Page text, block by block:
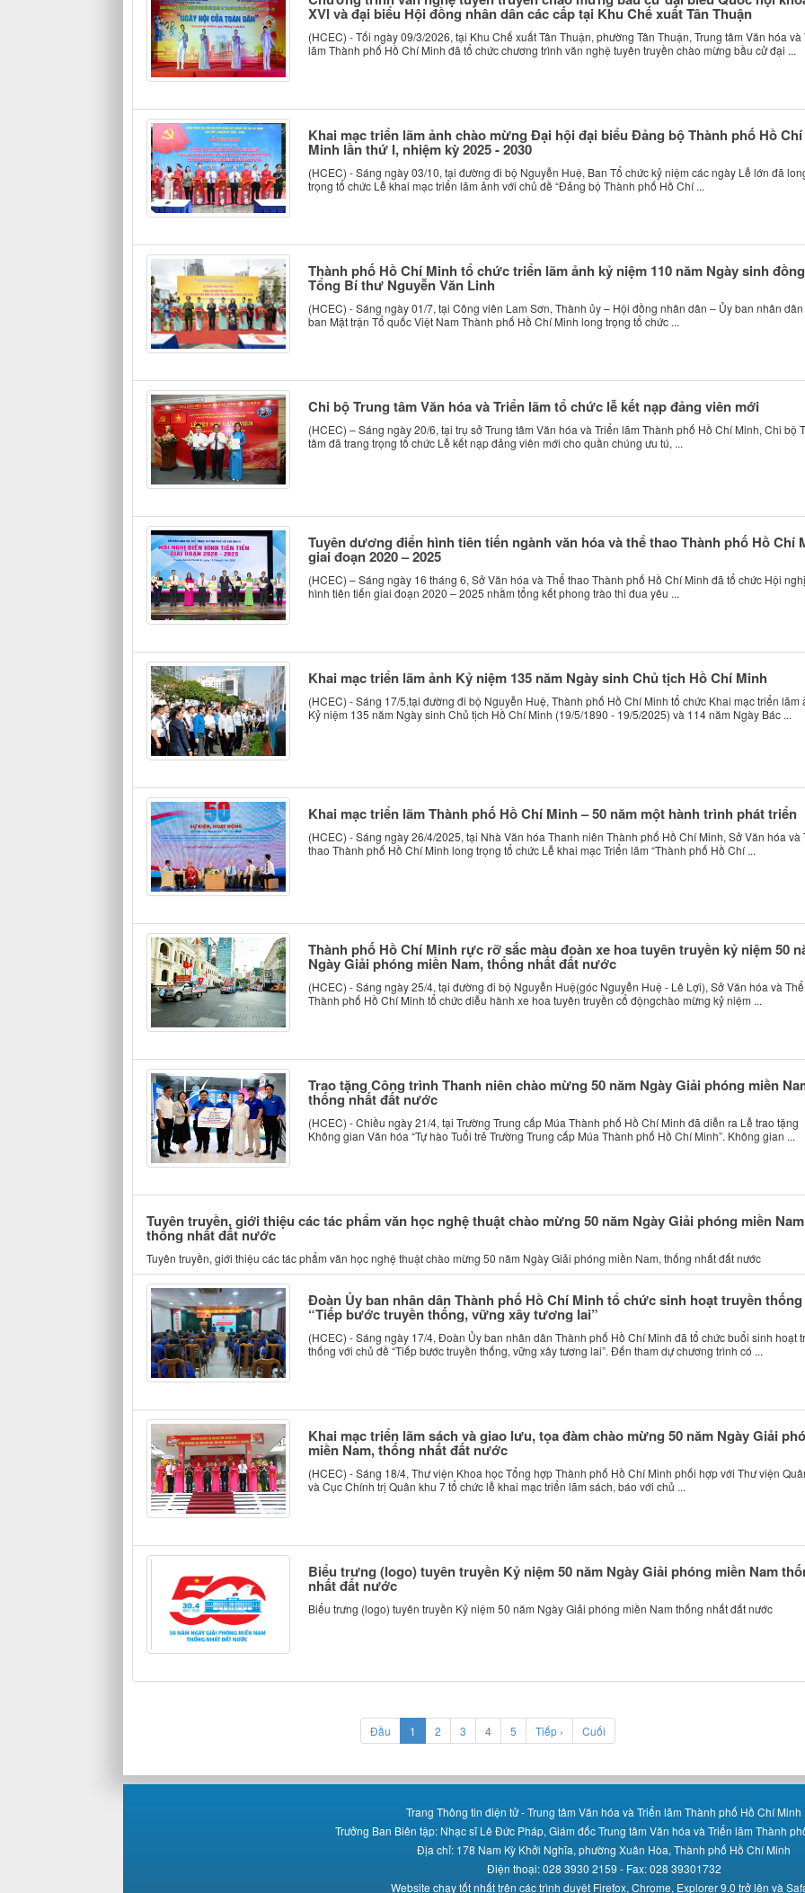
XVI và đại biểu Hội đồng nhân dân các cấp tại Khu Chế xuất Tân Thuận
(HCEC) - Tối ngày 09/3/2026, tại Khu Chế xuất Tân Thuận, phường Tân Thuận, Trung tâm Văn hóa và
lãm Thành phố Hồ Chí Minh đã tổ chức chương trình văn nghệ tuyên truyền chào mừng bầu cử đại ...
Khai mạc triển lãm ảnh chào mừng Đại hội đại biểu Đảng bộ Thành phố Hồ Chí
Minh lần thứ I, nhiệm kỳ 2025 - 2030
(HCEC) - Sáng ngày 03/10, tại đường đi bộ Nguyễn Huệ, Ban Tổ chức kỷ niệm các ngày Lễ lớn đã
trọng tổ chức Lễ khai mạc triển lãm ảnh với chủ đề “Đảng bộ Thành phố Hồ Chí ...
Thành phố Hồ Chí Minh tổ chức triển lãm ảnh kỷ niệm 110 năm Ngày sinh
Tổng Bí thư Nguyễn Văn Linh
(HCEC) - Sáng ngày 01/7, tại Công viên Lam Sơn, Thành ủy – Hội đồng nhân dân – Ủy ban nhân
ban Mặt trận Tổ quốc Việt Nam Thành phố Hồ Chí Minh long trọng tổ chức ...
Chi bộ Trung tâm Văn hóa và Triển lãm tổ chức lễ kết nạp đảng viên mới
(HCEC) – Sáng ngày 20/6, tại trụ sở Trung tâm Văn hóa và Triển lãm Thành phố Hồ Chí Minh, Chi bộ
tâm đã trang trọng tổ chức Lễ kết nạp đảng viên mới cho quần chúng ưu tú, ...
Tuyên dương điển hình tiên tiến ngành văn hóa và thể thao Thành phố Hồ Chí
giai đoạn 2020 – 2025
(HCEC) – Sáng ngày 16 tháng 6, Sở Văn hóa và Thể thao Thành phố Hồ Chí Minh đã tổ chức Hội
hình tiên tiến giai đoạn 2020 – 2025 nhằm tổng kết phong trào thi đua yêu ...
Khai mạc triển lãm ảnh Kỷ niệm 135 năm Ngày sinh Chủ tịch Hồ Chí Minh
(HCEC) - Sáng 17/5,tại đường đi bộ Nguyễn Huệ, Thành phố Hồ Chí Minh tổ chức Khai mạc triển lãm
Kỷ niệm 135 năm Ngày sinh Chủ tịch Hồ Chí Minh (19/5/1890 - 19/5/2025) và 114 năm Ngày Bác ...
Khai mạc triển lãm Thành phố Hồ Chí Minh – 50 năm một hành trình phát triển
(HCEC) - Sáng ngày 26/4/2025, tại Nhà Văn hóa Thanh niên Thành phố Hồ Chí Minh, Sở Văn hóa và
thao Thành phố Hồ Chí Minh long trọng tổ chức Lễ khai mạc Triển lãm “Thành phố Hồ Chí ...
Thành phố Hồ Chí Minh rực rỡ sắc màu đoàn xe hoa tuyên truyền kỷ niệm 50
Ngày Giải phóng miền Nam, thống nhất đất nước
(HCEC) - Sáng ngày 25/4, tại đường đi bộ Nguyễn Huệ(góc Nguyễn Huệ - Lê Lợi), Sở Văn hóa và
Thành phố Hồ Chí Minh tổ chức diễu hành xe hoa tuyên truyền cổ độngchào mừng kỷ niệm ...
Trao tặng Công trình Thanh niên chào mừng 50 năm Ngày Giải phóng miền
thống nhất đất nước
(HCEC) - Chiều ngày 21/4, tại Trường Trung cấp Múa Thành phố Hồ Chí Minh đã diễn ra Lễ trao tặng
Không gian Văn hóa “Tự hào Tuổi trẻ Trường Trung cấp Múa Thành phố Hồ Chí Minh”. Không gian ...
Tuyên truyền, giới thiệu các tác phẩm văn học nghệ thuật chào mừng 50 năm Ngày Giải phóng miền
thống nhất đất nước
Tuyên truyền, giới thiệu các tác phẩm văn học nghệ thuật chào mừng 50 năm Ngày Giải phóng miền Nam, thống nhất đất nước
Đoàn Ủy ban nhân dân Thành phố Hồ Chí Minh tổ chức sinh hoạt truyền thống
“Tiếp bước truyền thống, vững xây tương lai”
(HCEC) - Sáng ngày 17/4, Đoàn Ủy ban nhân dân Thành phố Hồ Chí Minh đã tổ chức buổi sinh hoạt
thống với chủ đề “Tiếp bước truyền thống, vững xây tương lai”. Đến tham dự chương trình có ...
Khai mạc triển lãm sách và giao lưu, tọa đàm chào mừng 50 năm Ngày Giải
miền Nam, thống nhất đất nước
(HCEC) - Sáng 18/4, Thư viện Khoa học Tổng hợp Thành phố Hồ Chí Minh phối hợp với Thư viện
và Cục Chính trị Quân khu 7 tổ chức lễ khai mạc triển lãm sách, báo với chủ ...
Biểu trưng (logo) tuyên truyền Kỷ niệm 50 năm Ngày Giải phóng miền Nam
nhất đất nước
Biểu trưng (logo) tuyên truyền Kỷ niệm 50 năm Ngày Giải phóng miền Nam thống nhất đất nước
Đầu 1 (current)
2 3 4 5 Tiếp › Cuối
Trang Thông tin điện tử - Trung tâm Văn hóa và Triển lãm Thành phố Hồ Chí Minh
Trưởng Ban Biên tập: Nhạc sĩ Lê Đức Pháp, Giám đốc Trung tâm Văn hóa và Triển lãm Thành
Địa chỉ: 178 Nam Kỳ Khởi Nghĩa, phường Xuân Hòa, Thành phố Hồ Chí Minh
Điện thoại: 028 3930 2159 - Fax: 028 39301732
Website chạy tốt nhất trên các trình duyệt Firefox, Chrome, Explorer 9.0 trở lên và